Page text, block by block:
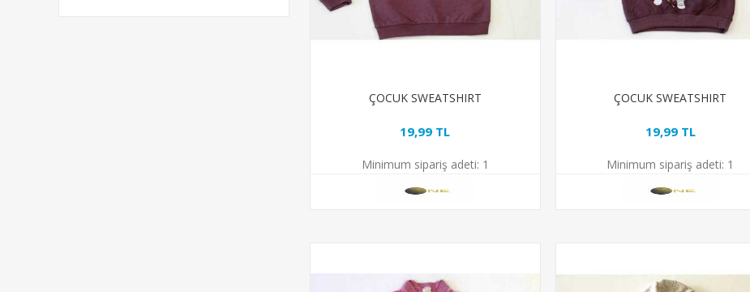
ÇOCUK SWEATSHIRT
19,99 TL
Minimum sipariş adeti: 1
ÇOCUK SWEATSHIRT
19,99 TL
Minimum sipariş adeti: 1